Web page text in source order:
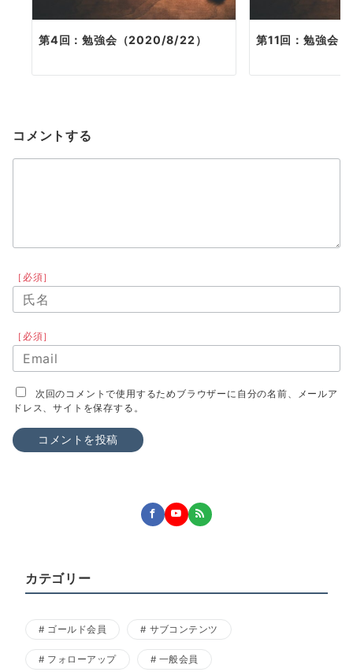
第4回：勉強会（2020/8/22） 第11回：勉強会
コメントする
［必須］
［必須］
次回のコメントで使用するためブラウザーに自分の名前、メールア
ドレス、サイトを保存する。
カテゴリー
ゴールド会員 サブコンテンツ
フォローアップ 一般会員